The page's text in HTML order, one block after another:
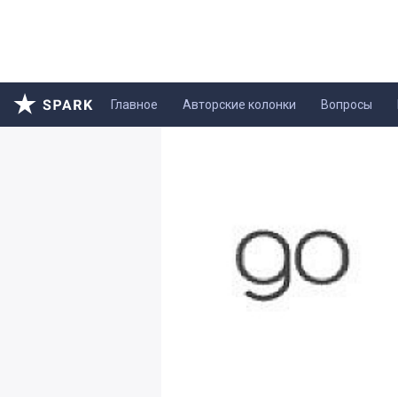
Главное Авторские колонки Вопросы